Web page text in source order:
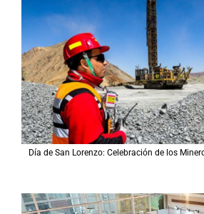
Día de San Lorenzo: Celebración de los